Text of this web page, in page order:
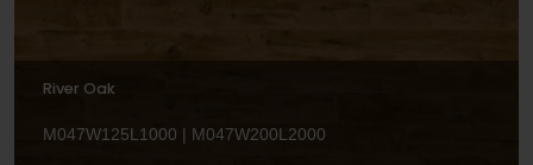
River Oak
M047W125L1000 | M047W200L2000